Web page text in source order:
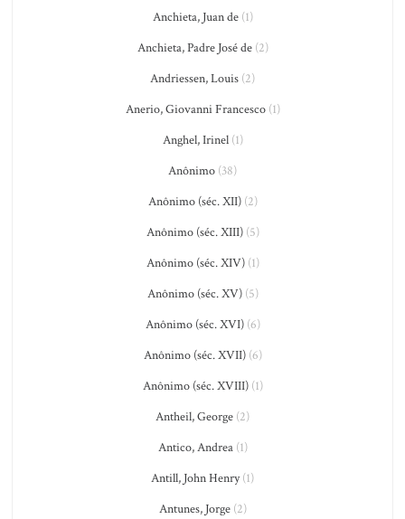
Anchieta, Juan de(1)
Anchieta, Padre José de(2)
Andriessen, Louis (2)
Anerio, Giovanni Francesco(1)
Anghel, Irinel(1)
Anônimo (38)
Anônimo (séc. XII)(2)
Anônimo (séc. XIII)(5)
Anônimo (séc. XIV)(1)
Anônimo (séc. XV)(5)
Anônimo (séc. XVI)(6)
Anônimo (séc. XVII)(6)
Anônimo (séc. XVIII)(1)
Antheil, George (2)
Antico, Andrea(1)
Antill, John Henry(1)
Antunes, Jorge(2)